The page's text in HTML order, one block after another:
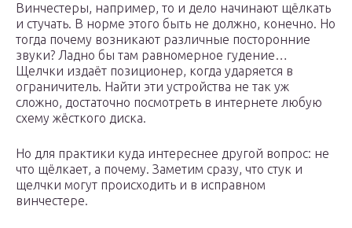
Винчестеры, например, то и дело начинают щёлкать
и стучать. В норме этого быть не должно, конечно. Но
тогда почему возникают различные посторонние
звуки? Ладно бы там равномерное гудение…
Щелчки издаёт позиционер, когда ударяется в
ограничитель. Найти эти устройства не так уж
сложно, достаточно посмотреть в интернете любую
схему жёсткого диска.
Но для практики куда интереснее другой вопрос: не
что щёлкает, а почему. Заметим сразу, что стук и
щелчки могут происходить и в исправном
винчестере.